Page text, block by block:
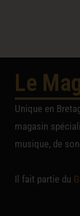
Le
Unique en
magasin
musique, de
Il fait partie du